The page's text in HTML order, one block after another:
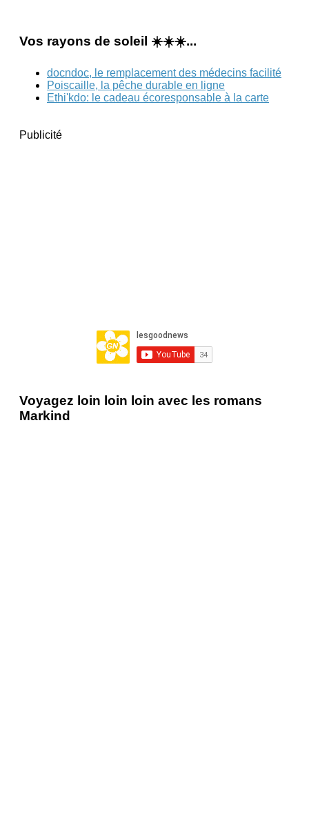
Vos rayons de soleil ☀️☀️☀️...
docndoc, le remplacement des médecins facilité
Poiscaille, la pêche durable en ligne
Ethi'kdo: le cadeau écoresponsable à la carte
Publicité
Voyagez loin loin loin avec les romans
Markind